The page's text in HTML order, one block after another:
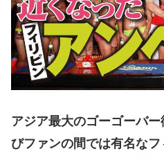
アジア最大のゴーゴーバ
びファンの間では有名なフ